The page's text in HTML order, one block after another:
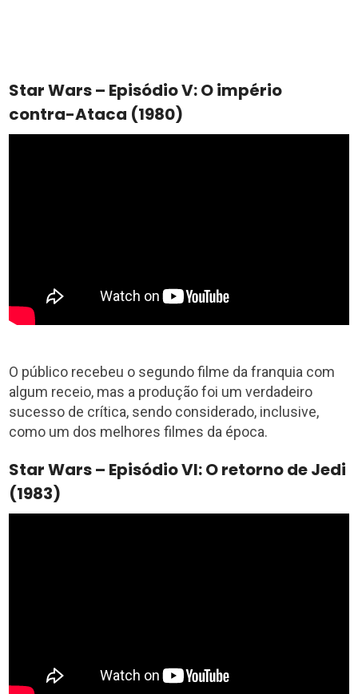
Star Wars – Episódio V: O império
contra-Ataca (1980)
O público recebeu o segundo filme da franquia com
algum receio, mas a produção foi um verdadeiro
sucesso de crítica, sendo considerado, inclusive,
como um dos melhores filmes da época.
Star Wars – Episódio VI: O retorno de Jedi
(1983)